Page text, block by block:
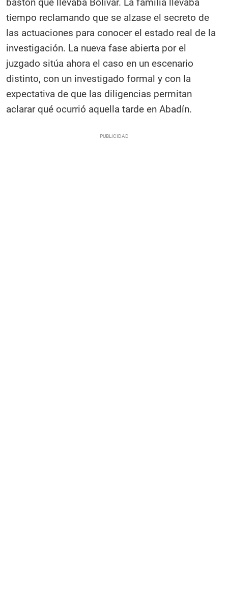
bastón que llevaba Bolívar. La familia llevaba
tiempo reclamando que se alzase el secreto de
las actuaciones para conocer el estado real de la
investigación. La nueva fase abierta por el
juzgado sitúa ahora el caso en un escenario
distinto, con un investigado formal y con la
expectativa de que las diligencias permitan
aclarar qué ocurrió aquella tarde en Abadín.